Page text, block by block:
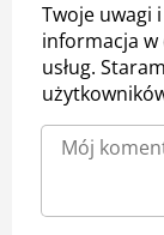
Twoje uwagi
informacja
usług.